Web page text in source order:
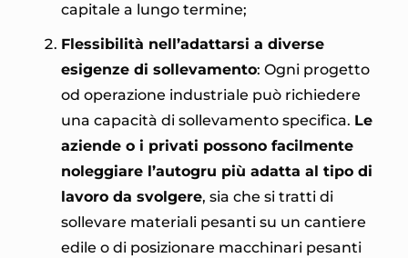
capitale a lungo termine;
Flessibilità nell’adattarsi a diverse
esigenze di sollevamento: Ogni progetto
od operazione industriale può richiedere
una capacità di sollevamento specifica. Le
aziende o i privati possono facilmente
noleggiare l’autogru più adatta al tipo di
lavoro da svolgere, sia che si tratti di
sollevare materiali pesanti su un cantiere
edile o di posizionare macchinari pesanti